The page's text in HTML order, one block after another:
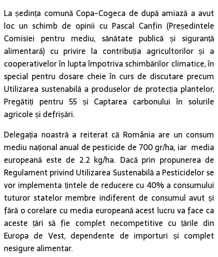
La ședința comună Copa-Cogeca de după amiază a avut
loc un schimb de opinii cu Pascal Canfin (Președintele
Comisiei pentru mediu, sănătate publică și siguranță
alimentară) cu privire la contribuția agricultorilor și a
cooperativelor în lupta împotriva schimbărilor climatice, în
special pentru dosare cheie în curs de discutare precum
Utilizarea sustenabilă a produselor de protecția plantelor,
Pregătiți pentru 55 și Captarea carbonului în solurile
agricole și defrișări.
Delegația noastră a reiterat că România are un consum
mediu național anual de pesticide de 700 gr/ha, iar media
europeană este de 2.2 kg/ha. Dacă prin propunerea de
Regulament privind Utilizarea Sustenabilă a Pesticidelor se
vor implementa țintele de reducere cu 40% a consumului
tuturor statelor membre indiferent de consumul avut și
fără o corelare cu media europeană acest lucru va face ca
aceste țări să fie complet necompetitive cu țările din
Europa de Vest, dependente de importuri și complet
nesigure alimentar.